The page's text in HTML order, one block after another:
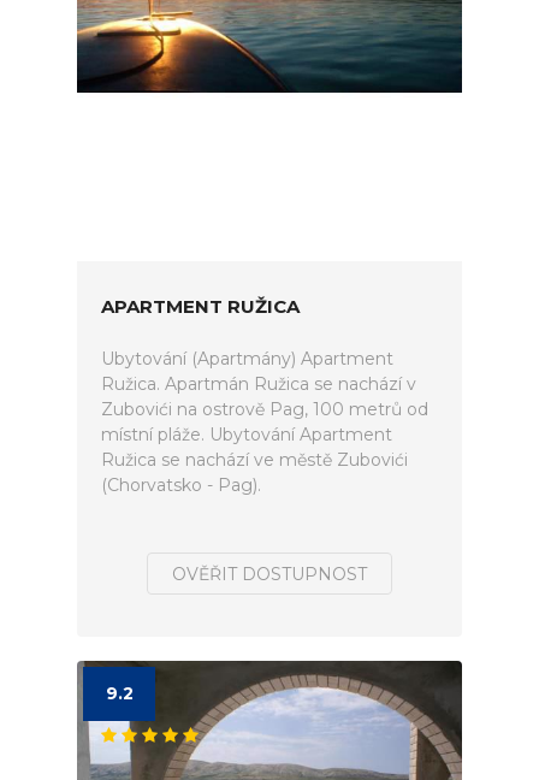
APARTMENT RUŽICA
Ubytování (Apartmány) Apartment
Ružica. Apartmán Ružica se nachází v
Zubovići na ostrově Pag, 100 metrů od
místní pláže. Ubytování Apartment
Ružica se nachází ve městě Zubovići
(Chorvatsko - Pag).
OVĚŘIT DOSTUPNOST
9.2